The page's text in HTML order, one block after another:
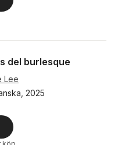
del burlesque
Lee
2025